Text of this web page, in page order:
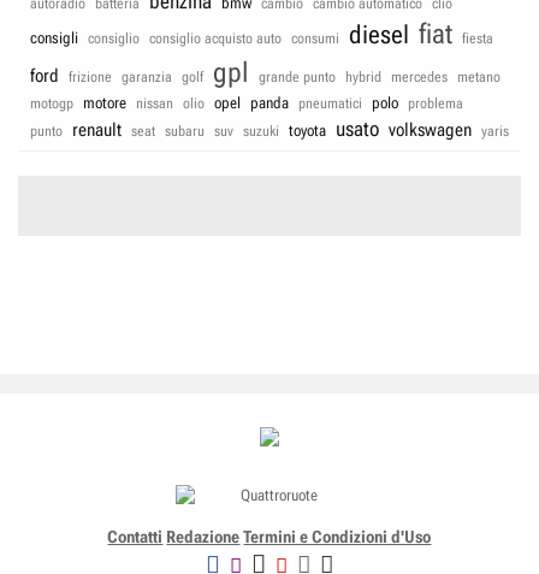
autoradio
batteria cambio cambio automatico clio
consigli consiglio consiglio acquisto auto consumi diesel fiat fiesta
ford frizione garanzia golf gpl grande punto hybrid mercedes
metano
motogp
motore nissan olio opel panda pneumatici polo
problema
punto
renault seat subaru suv suzuki toyota usato volkswagen yaris
Contatti Redazione Termini e Condizioni d'Uso